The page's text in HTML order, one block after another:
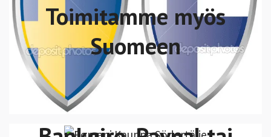
Toimitamme myös
Suomeen
Voit maksaa Swish,
VISA/MasterCard